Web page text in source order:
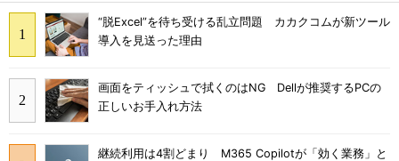
“脱Excel”を待ち受ける乱立問題 カカクコムが新ツール
導入を見送った理由
画面をティッシュで拭くのはNG Dellが推奨するPCの
正しいお手入れ方法
継続利用は4割どまり M365 Copilotが「効く業務」と